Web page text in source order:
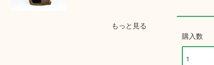
もっと見る
購入数